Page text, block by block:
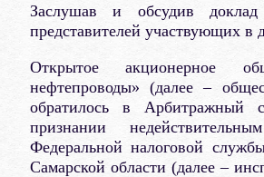
Заслушав и обсудив
представителей участвующих
Открытое акционерное
нефтепроводы» (далее –
обратилось в Арбитражный
признании
Федеральной налоговой
Самарской области (далее –